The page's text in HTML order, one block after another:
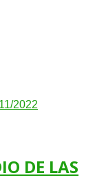
2022
DE LAS